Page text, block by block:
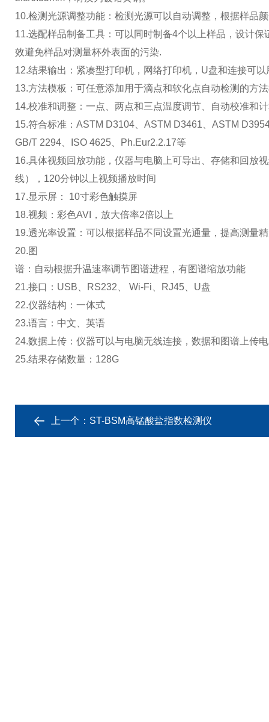
10.检测光源调整功能：检测光源可以自动调整，根据样品
11.选配样品制备工具：可以同时制备4个以上样品，设计保
效避免样品对测量杯外表面的污染.
12.结果输出：紧凑型打印机，网络打印机，U盘和连接可
13.方法模板：可任意添加用于滴点和软化点自动检测的方
14.校准和调整：一点、两点和三点温度调节、自动校准和
15.符合标准：ASTM D3104、ASTM D3461、ASTM
GB/T 2294、ISO 4625、Ph.Eur2.2.17等
16.具体视频回放功能，仪器与电脑上可导出、存储和回放
线），120分钟以上视频播放时间
17.显示屏： 10寸彩色触摸屏
18.视频：彩色AVI，放大倍率2倍以上
19.透光率设置：可以根据样品不同设置光通量，提高测量
20.图
谱：自动根据升温速率调节图谱进程，有图谱缩放功能
21.接口：USB、RS232、 Wi-Fi、RJ45、U盘
22.仪器结构：一体式
23.语言：中文、英语
24.数据上传：仪器可以与电脑无线连接，数据和图谱上传
25.结果存储数量：128G
上一个： ST-BSM高锰酸盐指数检测仪